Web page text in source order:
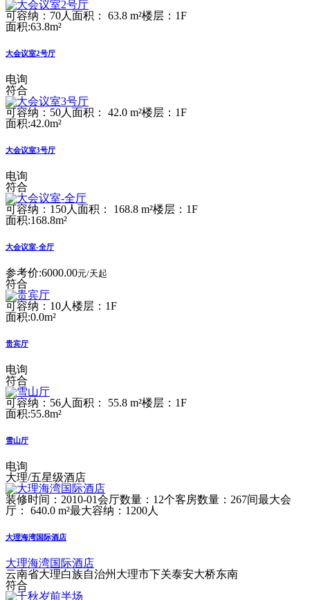
可容纳：70人 面积： 63.8 m²楼层：1F
面积:63.8m²
大会议室2号厅
电询
符合
可容纳：50人 面积： 42.0 m²楼层：1F
面积:42.0m²
大会议室3号厅
电询
符合
可容纳：150人 面积： 168.8 m²楼层：1F
面积:168.8m²
大会议室-全厅
参考价:6000.00元/天起
符合
可容纳：10人 楼层：1F
面积:0.0m²
贵宾厅
电询
符合
可容纳：56人 面积： 55.8 m²楼层：1F
面积:55.8m²
雪山厅
电询
大理/五星级酒店
装修时间：2010-01会厅数量：12个客房数量：267间最大会
厅： 640.0 m²最大容纳：1200人
大理海湾国际酒店
大理海湾国际酒店
云南省大理白族自治州大理市下关泰安大桥东南
符合